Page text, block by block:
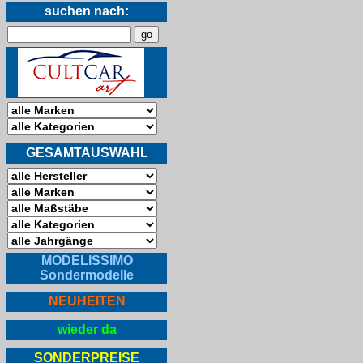
suchen nach:
GESAMTAUSWAHL
MODELISSIMO
Sondermodelle
NEUHEITEN
wieder da
SONDERPREISE